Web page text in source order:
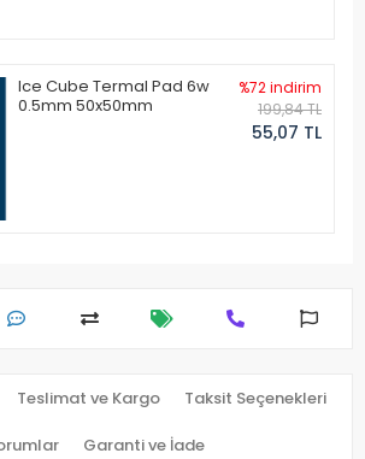
Ice Cube Termal Pad 6w
0.5mm 50x50mm
%72 indirim
199,84 TL
55,07 TL
Teslimat ve Kargo Taksit Seçenekleri
Garanti ve İade